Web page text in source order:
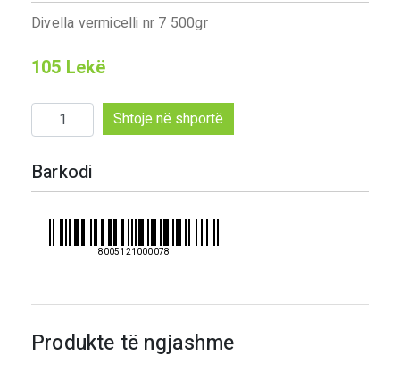
Divella vermicelli nr 7 500gr
105 Lekë
Sasi
Divella
nr
7
500gr
Shtoje në shportë
Barkodi
8005121000078
Produkte të ngjashme